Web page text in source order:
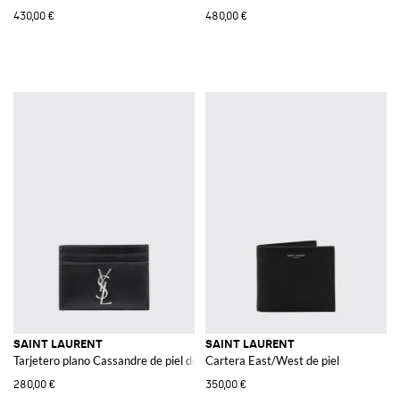
430,00 € 480,00 €
SAINT LAURENT
Tarjetero plano Cassandre de piel de becerro con monograma YSL
280,00 €
SAINT LAURENT
Cartera East/West de piel
350,00 €